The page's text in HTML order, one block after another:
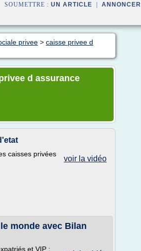
: UN ARTICLE ANNONCER
privee > caisse privee d
d assurance
voir la vidéo
caisses privées
monde avec Bilan
et VIP :